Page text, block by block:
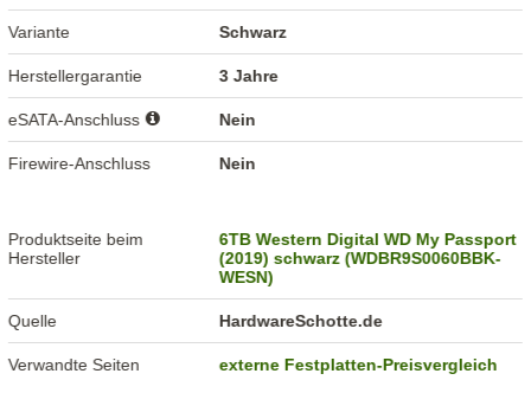
Variante Schwarz
Herstellergarantie 3 Jahre
eSATA-Anschluss Nein
Firewire-Anschluss Nein
Produktseite beim
Hersteller
6TB Western Digital WD My Passport
(2019) schwarz (WDBR9S0060BBK-
WESN)
Quelle HardwareSchotte.de
Verwandte Seiten externe Festplatten-Preisvergleich